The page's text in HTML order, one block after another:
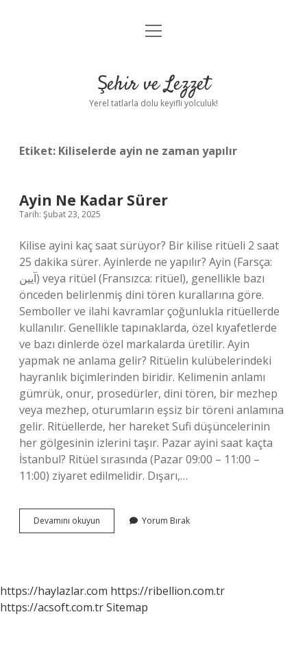
Anasayfa
Yasal Uyarı
menüyü
Şehir ve Lezzet
Yerel tatlarla dolu keyifli yolculuk!
Etiket: Kiliselerde ayin ne zaman yapılır
Ayin Ne Kadar Sürer
Tarih: Şubat 23, 2025
Kilise ayini kaç saat sürüyor? Bir kilise ritüeli 2 saat
25 dakika sürer. Ayinlerde ne yapılır? Ayin (Farsça:
آیین) veya ritüel (Fransızca: ritüel), genellikle bazı
önceden belirlenmiş dini tören kurallarına göre.
Semboller ve ilahi kavramlar çoğunlukla ritüellerde
kullanılır. Genellikle tapınaklarda, özel kıyafetlerde
ve bazı dinlerde özel markalarda üretilir. Ayin
yapmak ne anlama gelir? Ritüelin kulübelerindeki
hayranlık biçimlerinden biridir. Kelimenin anlamı
gümrük, onur, prosedürler, dini tören, bir mezhep
veya mezhep, oturumların eşsiz bir töreni anlamına
gelir. Ritüellerde, her hareket Sufi düşüncelerinin
her gölgesinin izlerini taşır. Pazar ayini saat kaçta
İstanbul? Ritüel sırasında (Pazar 09:00 – 11:00 –
11:00) ziyaret edilmelidir. Dışarı,…
Devamını okuyun
Ne
Yorum Bırak
https://haylazlar.com https://ribellion.com.tr
https://acsoft.com.trSitemap